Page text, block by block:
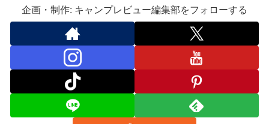
企画・制作: キャンプレビュー編集部をフォローする